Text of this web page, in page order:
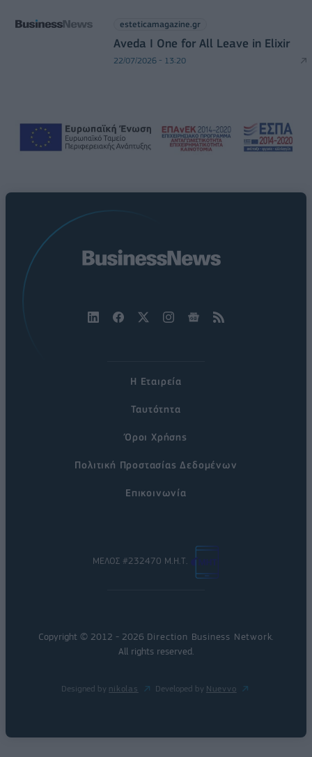
esteticamagazine.gr
Aveda I One for All Leave in Elixir
22/07/2026 - 13:20
Η Εταιρεία
Ταυτότητα
Όροι Χρήσης
Πολιτική Προστασίας Δεδομένων
Επικοινωνία
ΜΕΛΟΣ #232470 Μ.Η.Τ.
Copyright © 2012 - 2026 Direction Business Network
All rights reserved.
Designed by nikolas Developed by Nuevvo